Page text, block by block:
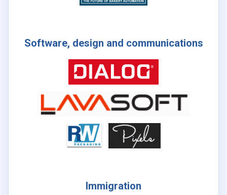
Software, design and communications
Immigration